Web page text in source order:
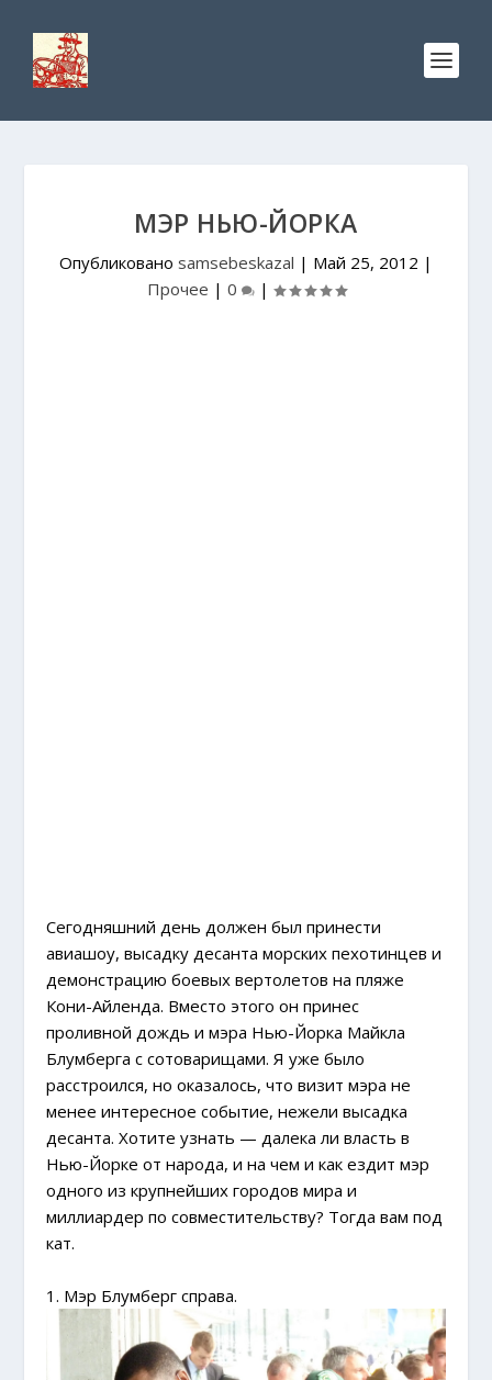
МЭР НЬЮ-ЙОРКА
Опубликовано samsebeskazal | Май 25, 2012 |
Прочее | 0 |
Сегодняшний день должен был принести
авиашоу, высадку десанта морских пехотинцев и
демонстрацию боевых вертолетов на пляже
Кони-Айленда. Вместо этого он принес
проливной дождь и мэра Нью-Йорка Майкла
Блумберга с сотоварищами. Я уже было
расстроился, но оказалось, что визит мэра не
менее интересное событие, нежели высадка
десанта. Хотите узнать — далека ли власть в
Нью-Йорке от народа, и на чем и как ездит мэр
одного из крупнейших городов мира и
миллиардер по совместительству? Тогда вам под
кат.
1. Мэр Блумберг справа.